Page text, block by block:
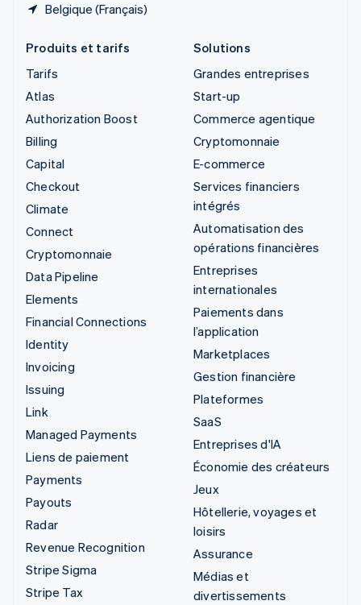
Belgique (Français)
Produits et tarifs
Tarifs
Atlas
Authorization Boost
Billing
Capital
Checkout
Climate
Connect
Cryptomonnaie
Data Pipeline
Elements
Financial Connections
Identity
Invoicing
Issuing
Link
Managed Payments
Liens de paiement
Payments
Payouts
Radar
Revenue Recognition
Stripe Sigma
Stripe Tax
Solutions
Grandes entreprises
Start-up
Commerce agentique
Cryptomonnaie
E-commerce
Services financiers
intégrés
Automatisation des
opérations financières
Entreprises
internationales
Paiements dans
l’application
Marketplaces
Gestion financière
Plateformes
SaaS
Entreprises d'IA
Économie des créateurs
Jeux
Hôtellerie, voyages et
loisirs
Assurance
Médias et
divertissements